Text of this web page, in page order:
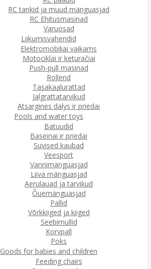
RC tankid ja muud mänguasjad
RC Ehitusmasinad
Varuosad
Liikumisvahendid
Elektromobiliai vaikams
Motociklai ir keturačiai
Push-pull masinad
Rollerid
Tasakaalurattad
Jalgrattatarvikud
Atsarginės dalys ir priedai
Pools and water toys
Batuudid
Baseinai ir priedai
Suvised kaubad
Veesport
Vannimänguasjad
Liiva mänguasjad
Aerulauad ja tarvikud
Õuemänguasjad
Pallid
Võrkkiiged ja kiiged
Seebimullid
Korvpall
Poks
Goods for babies and children
Feeding chairs